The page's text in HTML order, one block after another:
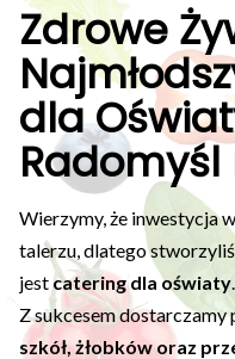
Zdrowe
dla
Wierzymy, że inwestycja
talerzu, dlatego
jestcatering dla oświaty.
Z sukcesem dostarczamy
szkół, żłobków oraz